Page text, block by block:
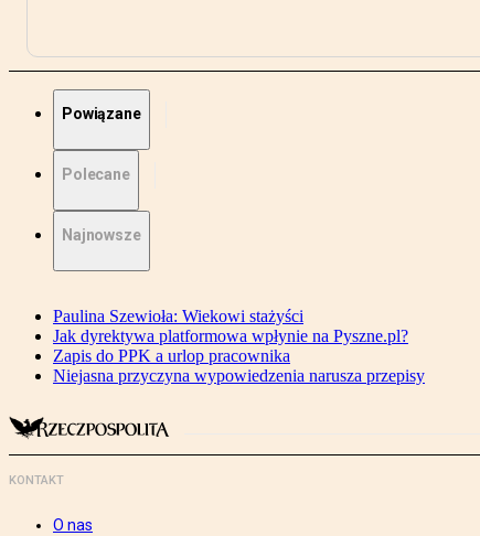
Powiązane
Polecane
Najnowsze
Paulina Szewioła: Wiekowi stażyści
Jak dyrektywa platformowa wpłynie na Pyszne.pl?
Zapis do PPK a urlop pracownika
Niejasna przyczyna wypowiedzenia narusza przepisy
KONTAKT
O nas